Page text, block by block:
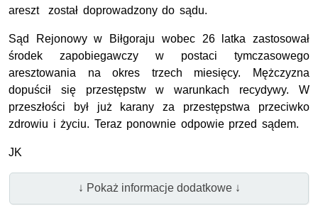
areszt został doprowadzony do sądu.
Sąd Rejonowy w Biłgoraju wobec 26 latka zastosował
środek zapobiegawczy w postaci tymczasowego
aresztowania na okres trzech miesięcy. Mężczyzna
dopuścił się przestępstw w warunkach recydywy. W
przeszłości był już karany za przestępstwa przeciwko
zdrowiu i życiu. Teraz ponownie odpowie przed sądem.
JK
↓ Pokaż informacje dodatkowe ↓